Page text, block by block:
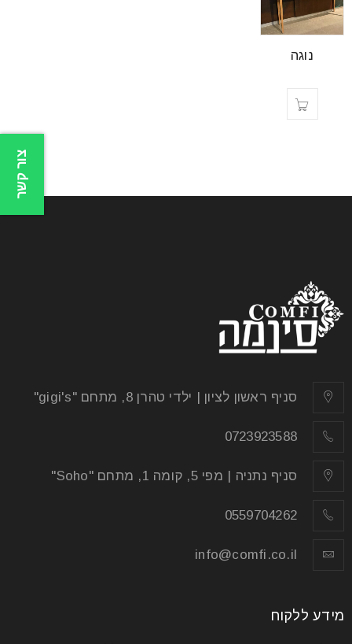
נוגה
סניף ראשון לציון | ילדי טהרן 8, מתחם "gigi's"
0723923588
סניף נתניה | מפי 5, קומה 1, מתחם "Soho"
0559704262
info@comfi.co.il
מידע ללקוח
צור קשר